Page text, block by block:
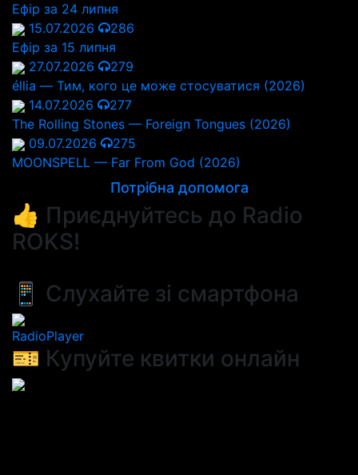
Ефір за 24 липня
15.07.2026
286
Ефір за 15 липня
27.07.2026
279
éllia — Тим, кого це може стосуватися (2026)
14.07.2026
277
The Rolling Stones — Foreign Tongues (2026)
09.07.2026
275
MOONSPELL — Far From God (2026)
Потрібна допомога
👍 Приєднуйтесь до Radio
ROKS!
📱 Слухайте зі смартфона
RadioPlayer
🎫 Купуйте квитки онлайн